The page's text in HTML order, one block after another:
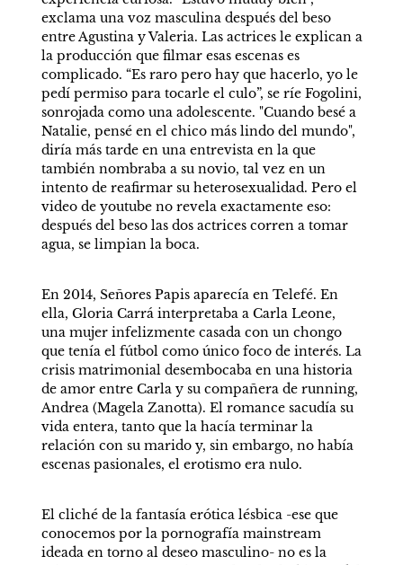
exclama una voz masculina después del beso
entre Agustina y Valeria. Las actrices le explican a
la producción que filmar esas escenas es
complicado. “Es raro pero hay que hacerlo, yo le
pedí permiso para tocarle el culo”, se ríe Fogolini,
sonrojada como una adolescente. "Cuando besé a
Natalie, pensé en el chico más lindo del mundo",
diría más tarde en una entrevista en la que
también nombraba a su novio, tal vez en un
intento de reafirmar su heterosexualidad. Pero el
video de youtube no revela exactamente eso:
después del beso las dos actrices corren a tomar
agua, se limpian la boca.
En 2014, Señores Papis aparecía en Telefé. En
ella, Gloria Carrá interpretaba a Carla Leone,
una mujer infelizmente casada con un chongo
que tenía el fútbol como único foco de interés. La
crisis matrimonial desembocaba en una historia
de amor entre Carla y su compañera de running,
Andrea (Magela Zanotta). El romance sacudía su
vida entera, tanto que la hacía terminar la
relación con su marido y, sin embargo, no había
escenas pasionales, el erotismo era nulo.
El cliché de la fantasía erótica lésbica -ese que
conocemos por la pornografía mainstream
ideada en torno al deseo masculino- no es la